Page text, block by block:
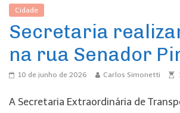
Cidade
Secretaria
na rua Senador
10 de junho de 2026 Carlos Simonetti
A Secretaria Extraordinária de